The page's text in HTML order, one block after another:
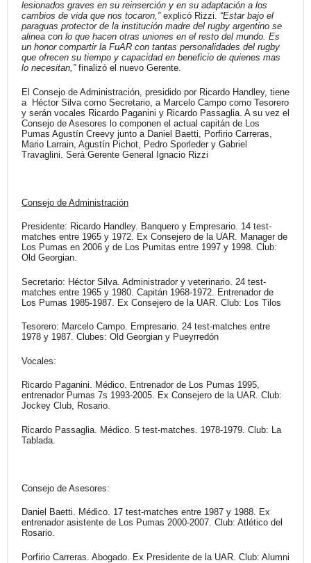
lesionados graves en su reinserción y en su adaptación a los
cambios de vida que nos tocaron,”explicó Rizzi. “Estar bajo el
paraguas protector de la institución madre del rugby argentino se
alinea con lo que hacen otras uniones en el resto del mundo. Es
un honor compartir la FuAR con tantas personalidades del rugby
que ofrecen su tiempo y capacidad en beneficio de quienes mas
lo necesitan,”finalizó el nuevo Gerente.
El Consejo de Administración, presidido por Ricardo Handley, tiene
a Héctor Silva como Secretario, a Marcelo Campo como Tesorero
y serán vocales Ricardo Paganini y Ricardo Passaglia. A su vez el
Consejo de Asesores lo componen el actual capitán de Los
Pumas Agustín Creevy junto a Daniel Baetti, Porfirio Carreras,
Mario Larrain, Agustín Pichot, Pedro Sporleder y Gabriel
Travaglini. Será Gerente General Ignacio Rizzi
Consejo de Administración
Presidente: Ricardo Handley. Banquero y Empresario. 14 test-
matches entre 1965 y 1972. Ex Consejero de la UAR. Manager de
Los Pumas en 2006 y de Los Pumitas entre 1997 y 1998. Club:
Old Georgian.
Secretario: Héctor Silva. Administrador y veterinario. 24 test-
matches entre 1965 y 1980. Capitán 1968-1972. Entrenador de
Los Pumas 1985-1987. Ex Consejero de la UAR. Club: Los Tilos
Tesorero: Marcelo Campo. Empresario. 24 test-matches entre
1978 y 1987. Clubes: Old Georgian y Pueyrredón
Vocales:
Ricardo Paganini. Médico. Entrenador de Los Pumas 1995,
entrenador Pumas 7s 1993-2005. Ex Consejero de la UAR. Club:
Jockey Club, Rosario.
Ricardo Passaglia. Médico. 5 test-matches. 1978-1979. Club: La
Tablada.
Consejo de Asesores:
Daniel Baetti. Médico. 17 test-matches entre 1987 y 1988. Ex
entrenador asistente de Los Pumas 2000-2007. Club: Atlético del
Rosario.
Porfirio Carreras. Abogado. Ex Presidente de la UAR. Club: Alumni